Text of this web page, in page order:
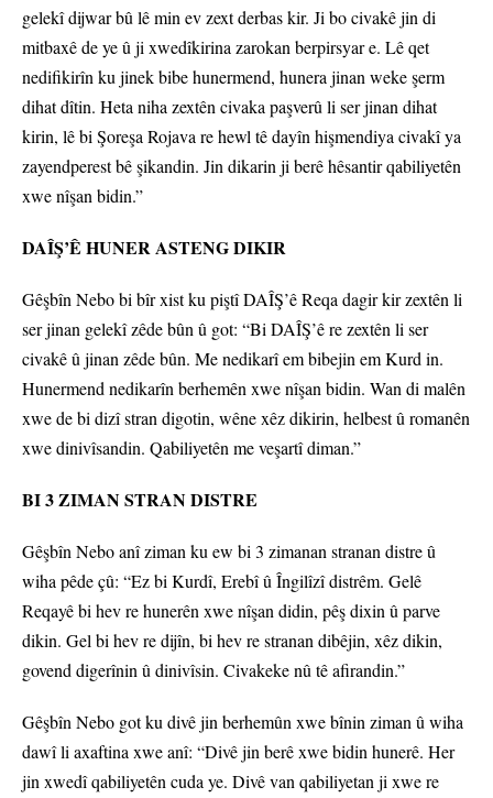
gelekî dijwar bû lê min ev zext derbas kir. Ji bo civakê jin di
mitbaxê de ye û ji xwedîkirina zarokan berpirsyar e. Lê qet
nedifikirîn ku jinek bibe hunermend, hunera jinan weke şerm
dihat dîtin. Heta niha zextên civaka paşverû li ser jinan dihat
kirin, lê bi Şoreşa Rojava re hewl tê dayîn hişmendiya civakî ya
zayendperest bê şikandin. Jin dikarin ji berê hêsantir qabiliyetên
xwe nîşan bidin.”
DAÎŞ’Ê HUNER ASTENG DIKIR
Gêşbîn Nebo bi bîr xist ku piştî DAÎŞ’ê Reqa dagir kir zextên li
ser jinan gelekî zêde bûn û got: “Bi DAÎŞ’ê re zextên li ser
civakê û jinan zêde bûn. Me nedikarî em bibejin em Kurd in.
Hunermend nedikarîn berhemên xwe nîşan bidin. Wan di malên
xwe de bi dizî stran digotin, wêne xêz dikirin, helbest û romanên
xwe dinivîsandin. Qabiliyetên me veşartî diman.”
BI 3 ZIMAN STRAN DISTRE
Gêşbîn Nebo anî ziman ku ew bi 3 zimanan stranan distre û
wiha pêde çû: “Ez bi Kurdî, Erebî û Îngilîzî distrêm. Gelê
Reqayê bi hev re hunerên xwe nîşan didin, pêş dixin û parve
dikin. Gel bi hev re dijîn, bi hev re stranan dibêjin, xêz dikin,
govend digerînin û dinivîsin. Civakeke nû tê afirandin.”
Gêşbîn Nebo got ku divê jin berhemûn xwe bînin ziman û wiha
dawî li axaftina xwe anî: “Divê jin berê xwe bidin hunerê. Her
jin xwedî qabiliyetên cuda ye. Divê van qabiliyetan ji xwe re